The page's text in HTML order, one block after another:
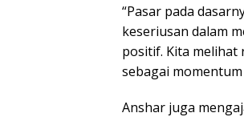
“Pasar pada
keseriusan dalam
positif. Kita melihat
sebagai
Anshar juga